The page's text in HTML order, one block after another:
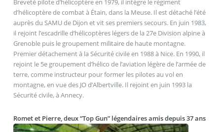
d’hélicoptère de combat à Étain, dans la Meuse. Il est détaché l’été
auprès du SAMU de Dijon et vit ses premiers secours. En juin 1983,
il rejoint l’escadrille d’hélicoptères légers de la 27e Division alpine à
Grenoble puis le groupement militaire de haute montagne.
Premier détachement à la Sécurité civile en 1988 à Nice. En 1990, il
rejoint le 5e groupement d’hélico de l’aviation légère de l’armée de
terre, comme instructeur pour former les pilotes au vol en
montagne, en vue des JO d’Albertville. Il rejoint en juin 1993 la
Sécurité civile, à Annecy.
Romet et Pierre, deux “Top Gun” légendaires amis depuis 37 ans